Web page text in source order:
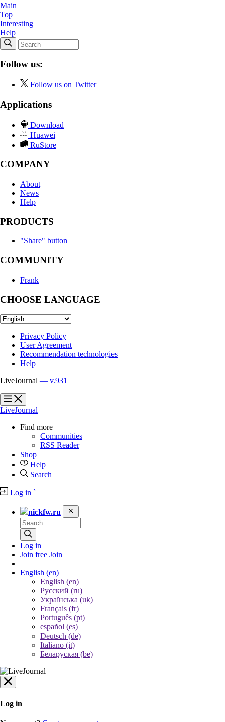
Main
Top
Interesting
Help
Follow us:
Follow us on Twitter
Applications
Download
Huawei
RuStore
COMPANY
About
News
Help
PRODUCTS
"Share" button
COMMUNITY
Frank
CHOOSE LANGUAGE
Privacy Policy
User Agreement
Recommendation technologies
Help
LiveJournal — v.931
?
?
LiveJournal
Find more
Communities
RSS Reader
Shop
Help
Search
Log in `
nickfw.ru
Log in
Join free Join
English (en)
English (en)
Русский (ru)
Українська (uk)
Français (fr)
Português (pt)
español (es)
Deutsch (de)
Italiano (it)
Беларуская (be)
Log in